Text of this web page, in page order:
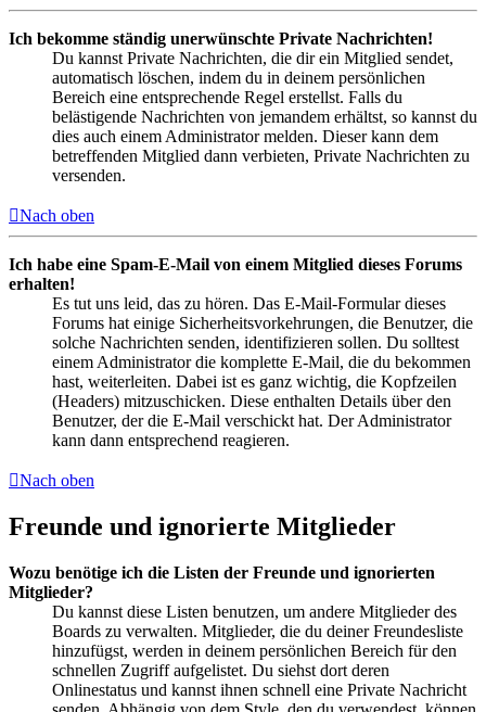
Ich bekomme ständig unerwünschte Private Nachrichten!
Du kannst Private Nachrichten, die dir ein Mitglied sendet,
automatisch löschen, indem du in deinem persönlichen
Bereich eine entsprechende Regel erstellst. Falls du
belästigende Nachrichten von jemandem erhältst, so kannst du
dies auch einem Administrator melden. Dieser kann dem
betreffenden Mitglied dann verbieten, Private Nachrichten zu
versenden.
Nach oben
Ich habe eine Spam-E-Mail von einem Mitglied dieses Forums
erhalten!
Es tut uns leid, das zu hören. Das E-Mail-Formular dieses
Forums hat einige Sicherheitsvorkehrungen, die Benutzer, die
solche Nachrichten senden, identifizieren sollen. Du solltest
einem Administrator die komplette E-Mail, die du bekommen
hast, weiterleiten. Dabei ist es ganz wichtig, die Kopfzeilen
(Headers) mitzuschicken. Diese enthalten Details über den
Benutzer, der die E-Mail verschickt hat. Der Administrator
kann dann entsprechend reagieren.
Nach oben
Freunde und ignorierte Mitglieder
Wozu benötige ich die Listen der Freunde und ignorierten
Mitglieder?
Du kannst diese Listen benutzen, um andere Mitglieder des
Boards zu verwalten. Mitglieder, die du deiner Freundesliste
hinzufügst, werden in deinem persönlichen Bereich für den
schnellen Zugriff aufgelistet. Du siehst dort deren
Onlinestatus und kannst ihnen schnell eine Private Nachricht